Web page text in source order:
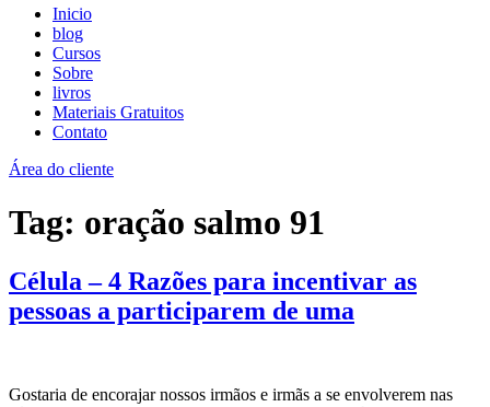
Inicio
blog
Cursos
Sobre
livros
Materiais Gratuitos
Contato
Área do cliente
Tag: oração salmo 91
Célula – 4 Razões para incentivar as
pessoas a participarem de uma
Gostaria de encorajar nossos irmãos e irmãs a se envolverem nas